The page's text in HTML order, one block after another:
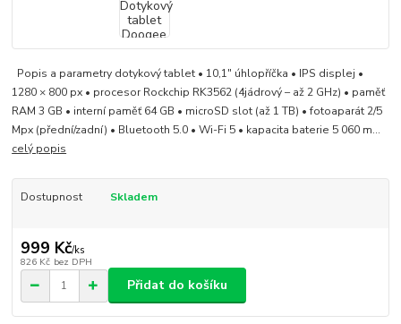
Popis a parametry dotykový tablet • 10,1" úhlopříčka • IPS displej •
1280 × 800 px • procesor Rockchip RK3562 (4jádrový – až 2 GHz) • paměť
RAM 3 GB • interní paměť 64 GB • microSD slot (až 1 TB) • fotoaparát 2/5
Mpx (přední/zadní) • Bluetooth 5.0 • Wi-Fi 5 • kapacita baterie 5 060 m...
celý popis
Dostupnost Skladem
999 Kč/ks
826 Kč bez DPH
Přidat do košíku